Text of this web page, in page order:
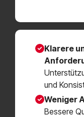
Klarere
und
Weniger
Bessere